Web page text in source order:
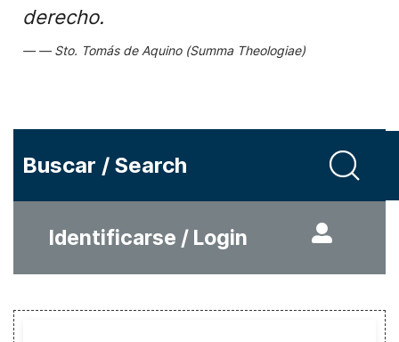
derecho.
Sto. Tomás de Aquino (Summa Theologiae)
Buscar / Search
Identificarse / Login